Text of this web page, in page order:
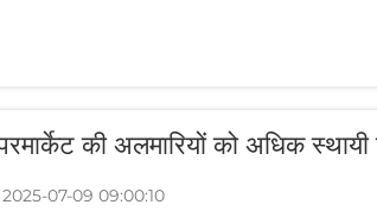
की अलमारियों को अधिक
2025-07-09 09:00:10